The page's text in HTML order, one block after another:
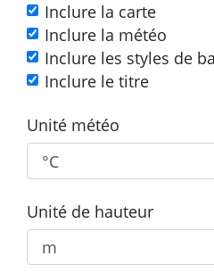
Inclure la carte
Inclure la météo
Inclure les styles de
Inclure le titre
Unité météo
Unité de hauteur